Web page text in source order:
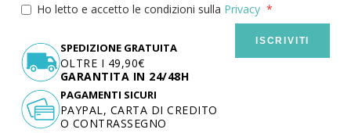
Ho letto e accetto le condizioni sulla Privacy
ISCRIVITI
SPEDIZIONE GRATUITA
OLTRE I 49,90€
GARANTITA IN 24/48H
PAGAMENTI SICURI
PAYPAL, CARTA DI CREDITO
O CONTRASSEGNO